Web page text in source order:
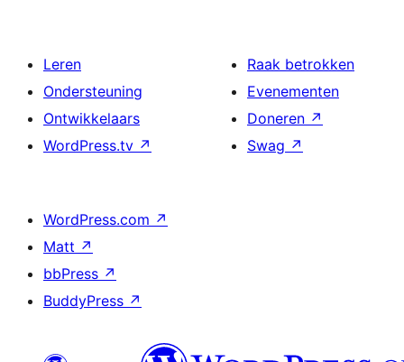
Leren
Ondersteuning
Ontwikkelaars
WordPress.tv ↗
Raak betrokken
Evenementen
Doneren ↗
Swag ↗
WordPress.com ↗
Matt ↗
bbPress ↗
BuddyPress ↗